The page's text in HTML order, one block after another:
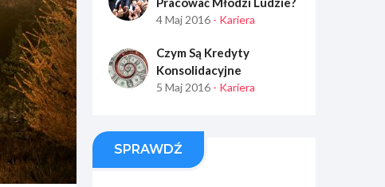
4 Maj 2016 - Kariera
Czym Są Kredyty
Konsolidacyjne
5 Maj 2016 - Kariera
SPRAWDŹ